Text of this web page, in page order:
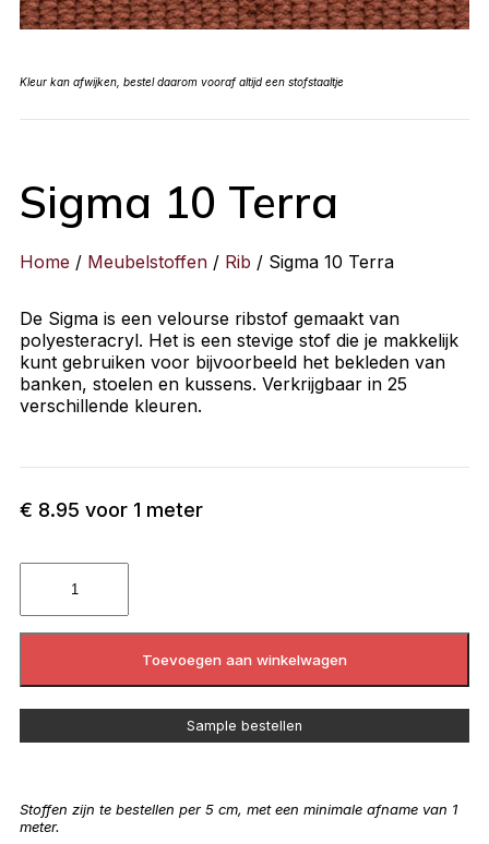
Kleur kan afwijken, bestel daarom vooraf altijd een stofstaaltje
Sigma 10 Terra
Home / Meubelstoffen / Rib / Sigma 10 Terra
De Sigma is een velourse ribstof gemaakt van
polyesteracryl. Het is een stevige stof die je makkelijk
kunt gebruiken voor bijvoorbeeld het bekleden van
banken, stoelen en kussens. Verkrijgbaar in 25
verschillende kleuren.
€ 8.95 voor 1 meter
Toevoegen aan winkelwagen
Sample bestellen
Stoffen zijn te bestellen per 5 cm, met een minimale afname van 1
meter.